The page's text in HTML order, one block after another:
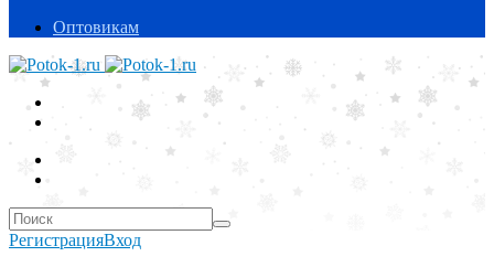
Оптовикам
РегистрацияВход